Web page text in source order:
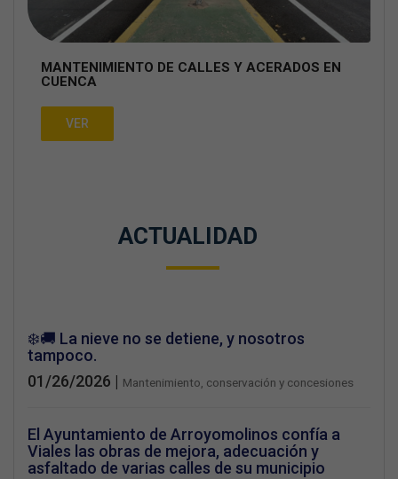
MANTENIMIENTO DE CALLES Y ACERADOS EN
CUENCA
VER
ACTUALIDAD
❄️🚚 La nieve no se detiene, y nosotros
tampoco.
01/26/2026 | Mantenimiento, conservación y concesiones
El Ayuntamiento de Arroyomolinos confía a
Viales las obras de mejora, adecuación y
asfaltado de varias calles de su municipio